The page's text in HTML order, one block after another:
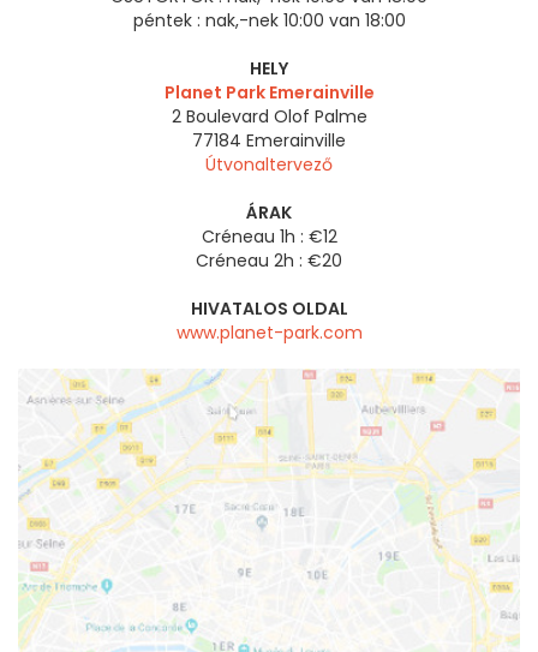
péntek : nak,-nek 10:00 van 18:00
HELY
Planet Park Emerainville
2 Boulevard Olof Palme
77184 Emerainville
Útvonaltervező
ÁRAK
Créneau 1h : €12
Créneau 2h : €20
HIVATALOS OLDAL
www.planet-park.com